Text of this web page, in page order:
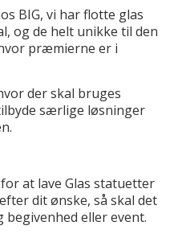
BIG, vi har flotte glas
og de helt unikke til den
præmierne er i
der skal bruges
særlige løsninger
at lave Glas statuetter
dit ønske, så skal det
eller event.